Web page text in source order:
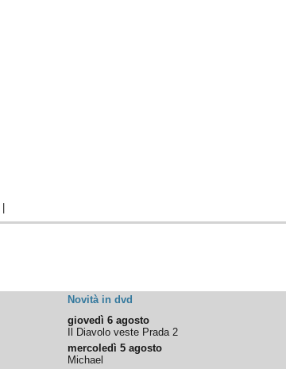
Novità in dvd
giovedì 6 agosto
Il Diavolo veste Prada 2
mercoledì 5 agosto
Michael